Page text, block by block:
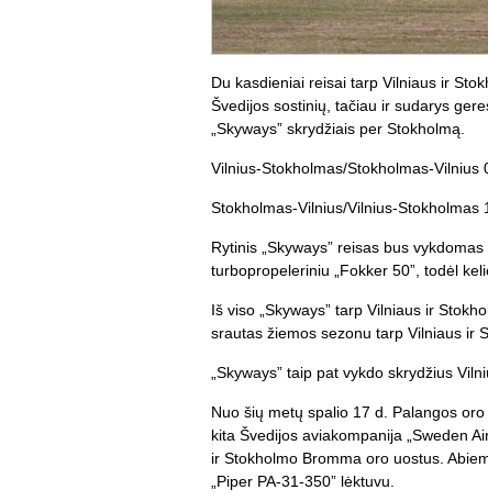
Du kasdieniai reisai tarp Vilniaus ir
Švedijos sostinių, tačiau ir sudarys
„Skyways” skrydžiais per Stokholmą.
Vilnius-Stokholmas/Stokholmas-
Stokholmas-Vilnius/Vilnius-
Rytinis „Skyways” reisas bus
turbopropeleriniu „Fokker 50”, todėl
Iš viso „Skyways” tarp Vilniaus ir
srautas žiemos sezonu tarp Vilniaus ir
„Skyways” taip pat vykdo skrydžius
Nuo šių metų spalio 17 d. Palangos
kita Švedijos aviakompanija „Sweden
ir Stokholmo Bromma oro uostus.
„Piper PA-31-350” lėktuvu.